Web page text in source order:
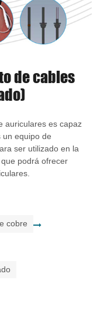
de cables
auriculares es capaz
un equipo de
ser utilizado en la
podrá ofrecer
cobre